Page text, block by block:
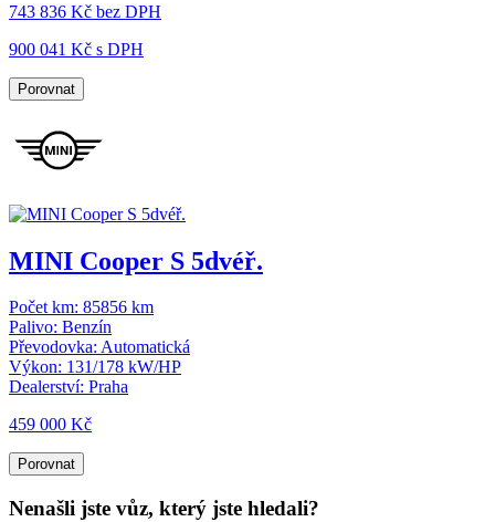
743 836 Kč bez DPH
900 041 Kč s DPH
Porovnat
MINI Cooper S 5dvéř.
Počet km: 85856 km
Palivo: Benzín
Převodovka: Automatická
Výkon: 131/178 kW/HP
Dealerství: Praha
459 000 Kč
Porovnat
Nenašli jste vůz, který jste hledali?